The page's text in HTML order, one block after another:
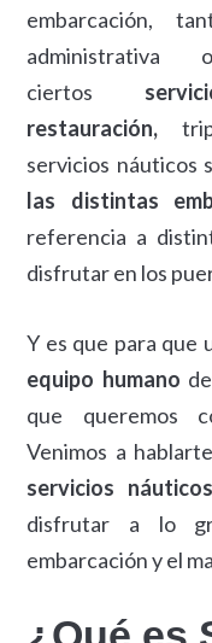
embarcación,
ciertos
restauración,
servicios náuticos
las distintas
referencia a
disfrutar en los
Y es que para que
equipo humano
que queremos
Venimos a
servicios náuticos
disfrutar a lo
embarcación y el